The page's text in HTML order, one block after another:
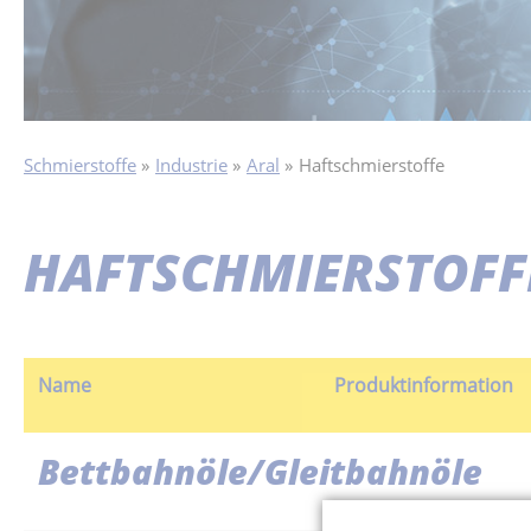
Schmierstoffe Industrie Aral Haftschmierstoffe
Name Produktinformation
Bettbahnöle/Gleitbahnöle